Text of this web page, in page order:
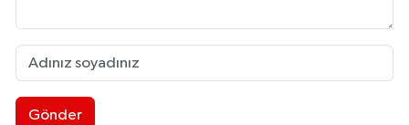
Gönder